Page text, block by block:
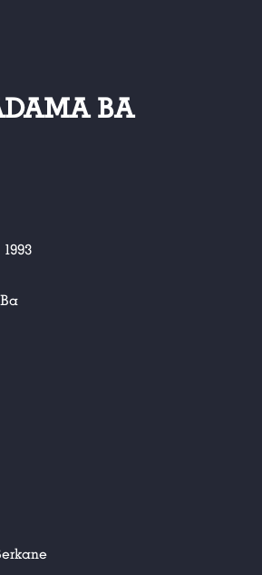
BA